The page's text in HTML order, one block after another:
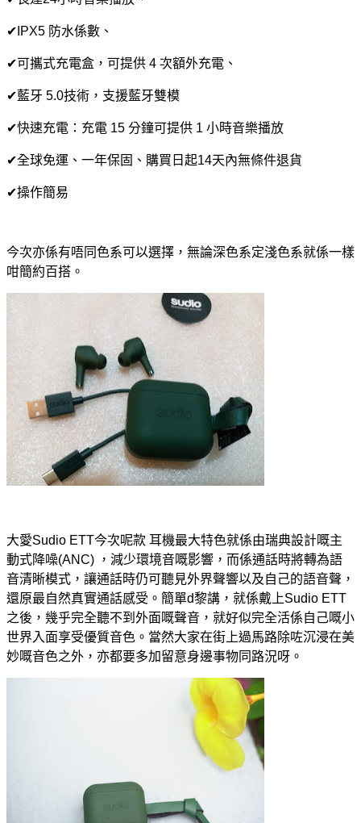
✔IPX5 防水係數、
✔可攜式充電盒，可提供 4 次額外充電、
✔藍牙 5.0技術，支援藍牙雙模
✔快速充電：充電 15 分鐘可提供 1 小時音樂播放
✔全球免運、一年保固、購買日起14天內無條件退貨
✔操作簡易
今次亦係有唔同色系可以選擇，無論深色系定淺色系就係一樣
咁簡約百搭。
大愛Sudio ETT今次呢款 耳機最大特色就係由瑞典設計嘅主
動式降噪(ANC) ，減少環境音嘅影響，而係通話時將轉為語
音清晰模式，讓通話時仍可聽見外界聲響以及自己的語音聲，
還原最自然真實通話感受。簡單d黎講，就係戴上Sudio ETT
之後，幾乎完全聽不到外面嘅聲音，就好似完全活係自己嘅小
世界入面享受優質音色。當然大家在街上過馬路除咗沉浸在美
妙嘅音色之外，亦都要多加留意身邊事物同路況呀。